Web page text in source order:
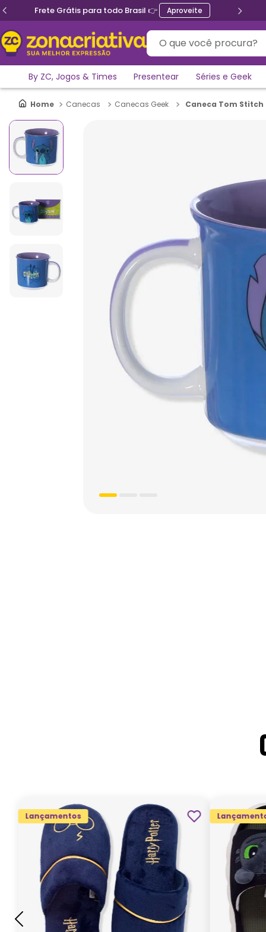
Frete Grátis para todo Brasil 👉 Aproveite
O que você procura?
By ZC, Jogos & Times Presentear Séries e Geek
Canecas Canecas Geek Caneca Tom Stitch
Lançamentos